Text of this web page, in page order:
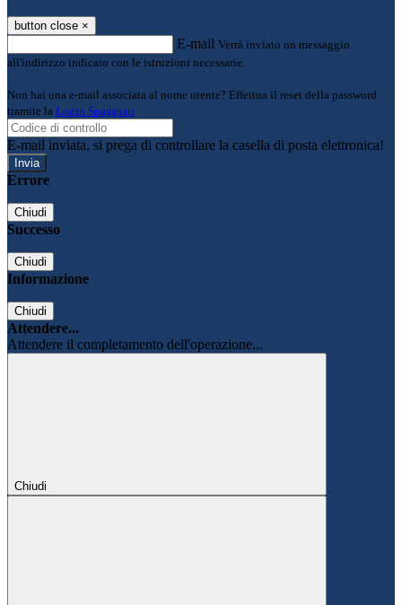
button close ×
E-mail Verrà inviato un messaggio
all'indirizzo indicato con le istruzioni necessarie.
Non hai una e-mail associata al nome utente? Effettua il reset della password
tramite la Login Spaggiari
E-mail inviata, si prega di controllare la casella di posta elettronica!
Errore
Chiudi
Successo
Chiudi
Informazione
Chiudi
Attendere...
Attendere il completamento dell'operazione...
Chiudi